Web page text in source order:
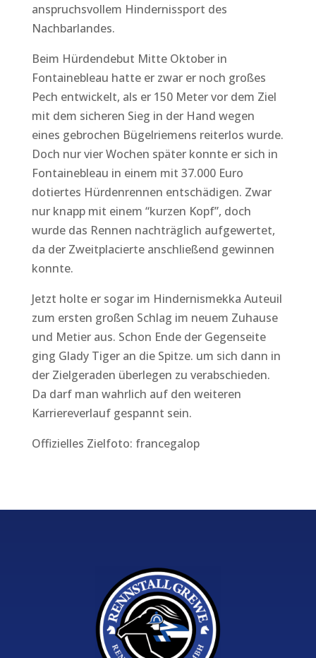
anspruchsvollem Hindernissport des
Nachbarlandes.
Beim Hürdendebut Mitte Oktober in
Fontainebleau hatte er zwar er noch großes
Pech entwickelt, als er 150 Meter vor dem Ziel
mit dem sicheren Sieg in der Hand wegen
eines gebrochen Bügelriemens reiterlos wurde.
Doch nur vier Wochen später konnte er sich in
Fontainebleau in einem mit 37.000 Euro
dotiertes Hürdenrennen entschädigen. Zwar
nur knapp mit einem “kurzen Kopf”, doch
wurde das Rennen nachträglich aufgewertet,
da der Zweitplacierte anschließend gewinnen
konnte.
Jetzt holte er sogar im Hindernismekka Auteuil
zum ersten großen Schlag im neuem Zuhause
und Metier aus. Schon Ende der Gegenseite
ging Glady Tiger an die Spitze. um sich dann in
der Zielgeraden überlegen zu verabschieden.
Da darf man wahrlich auf den weiteren
Karriereverlauf gespannt sein.
Offizielles Zielfoto: francegalop